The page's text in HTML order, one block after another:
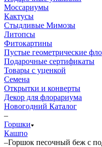
Моссариумы
Кактусы
Стыдливые Мимозы
Литопсы
Фитокартины
Пустые геометрические
Подарочные сертификаты
Товары с уценкой
Семена
Открытки и конверты
Декор для флорариума
Новогодний Каталог
–
Горшки
Кашпо
–Горшок песочный беж с